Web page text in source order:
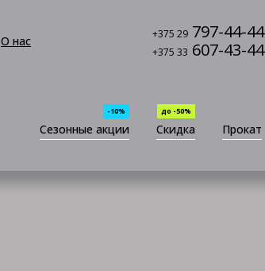
О нас +375 29 797-44-44
+375 33 607-43-44
Сезонные акции
-10%
Скидка
до -50%
Прокат